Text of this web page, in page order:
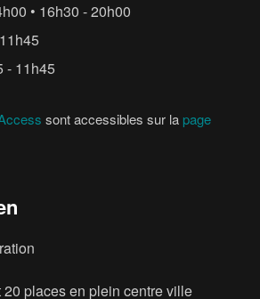
• 16h30 - 20h00
- 11h45
sont accessibles sur la page
places en plein centre ville